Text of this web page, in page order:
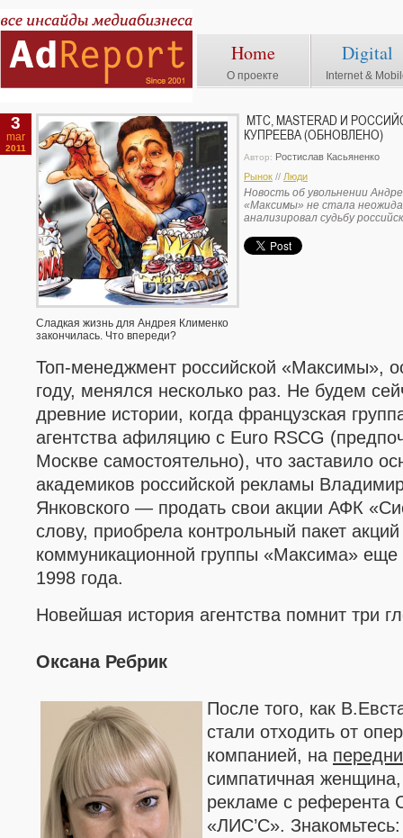
Home
О проекте
Digital
Internet &
3
mar
2011
Сладкая жизнь для Андрея Клименко
закончилась. Что впереди?
МТС, MASTERAD И
КУПРЕЕВА (ОБНОВЛЕНО)
Автор: Ростислав Касьяненко
Рынок // Люди
Новость об увольнении
«Максимы» не стала
анализировал судьбу
Топ-менеджмент российской «Максимы»,
году, менялся несколько раз. Не будем
древние истории, когда французская
агентства афиляцию с Euro RSCG
Москве самостоятельно), что заставило
академиков российской рекламы
Янковского — продать свои акции АФК
слову, приобрела контрольный пакет
коммуникационной группы «Максима» еще
1998 года.
Новейшая история агентства помнит три
Оксана Ребрик
После того, как
стали отходить от
компанией, на
симпатичная
рекламе с референта
«ЛИС’C».